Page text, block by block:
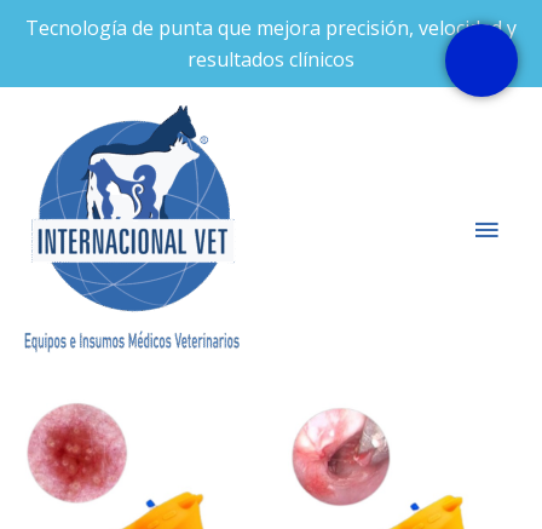
Tecnología de punta que mejora precisión, velocidad y
resultados clínicos